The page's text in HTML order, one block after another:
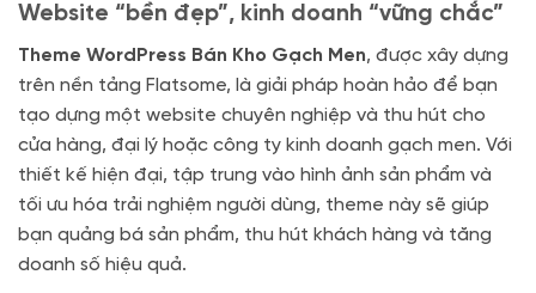
Website “bền đẹp”, kinh doanh “vững chắc”
Theme WordPress Bán Kho Gạch Men, được xây dựng
trên nền tảng Flatsome, là giải pháp hoàn hảo để bạn
tạo dựng một website chuyên nghiệp và thu hút cho
cửa hàng, đại lý hoặc công ty kinh doanh gạch men. Với
thiết kế hiện đại, tập trung vào hình ảnh sản phẩm và
tối ưu hóa trải nghiệm người dùng, theme này sẽ giúp
bạn quảng bá sản phẩm, thu hút khách hàng và tăng
doanh số hiệu quả.